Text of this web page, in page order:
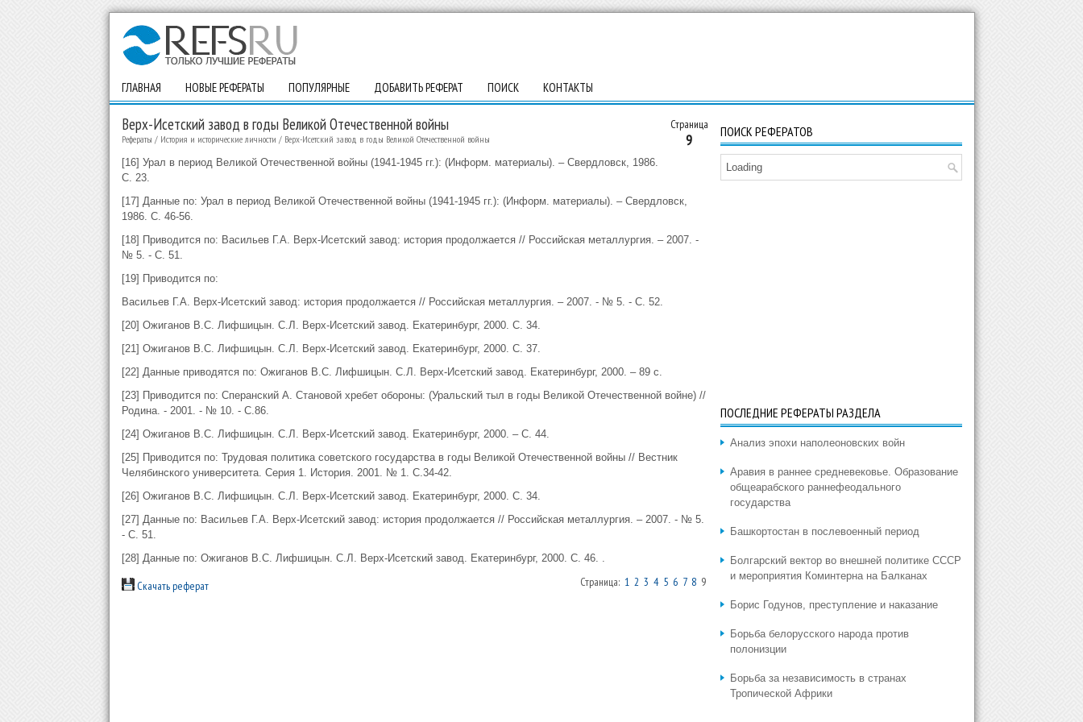
ГЛАВНАЯ НОВЫЕ РЕФЕРАТЫ ПОПУЛЯРНЫЕ ДОБАВИТЬ РЕФЕРАТ ПОИСК КОНТАКТЫ
Страница
9
Верх-Исетский завод в годы Великой Отечественной войны
Рефераты / История и исторические личности / Верх-Исетский завод в годы Великой Отечественной войны
[16] Урал в период Великой Отечественной войны (1941-1945 гг.): (Информ. материалы). – Свердловск, 1986.
С. 23.
[17] Данные по: Урал в период Великой Отечественной войны (1941-1945 гг.): (Информ. материалы). – Свердловск,
1986. С. 46-56.
[18] Приводится по: Васильев Г.А. Верх-Исетский завод: история продолжается // Российская металлургия. – 2007. -
№ 5. - С. 51.
[19] Приводится по:
Васильев Г.А. Верх-Исетский завод: история продолжается // Российская металлургия. – 2007. - № 5. - С. 52.
[20] Ожиганов В.С. Лифшицын. С.Л. Верх-Исетский завод. Екатеринбург, 2000. С. 34.
[21] Ожиганов В.С. Лифшицын. С.Л. Верх-Исетский завод. Екатеринбург, 2000. С. 37.
[22] Данные приводятся по: Ожиганов В.С. Лифшицын. С.Л. Верх-Исетский завод. Екатеринбург, 2000. – 89 с.
[23] Приводится по: Сперанский А. Становой хребет обороны: (Уральский тыл в годы Великой Отечественной войне) //
Родина. - 2001. - № 10. - С.86.
[24] Ожиганов В.С. Лифшицын. С.Л. Верх-Исетский завод. Екатеринбург, 2000. – С. 44.
[25] Приводится по: Трудовая политика советского государства в годы Великой Отечественной войны // Вестник
Челябинского университета. Серия 1. История. 2001. № 1. С.34-42.
[26] Ожиганов В.С. Лифшицын. С.Л. Верх-Исетский завод. Екатеринбург, 2000. С. 34.
[27] Данные по: Васильев Г.А. Верх-Исетский завод: история продолжается // Российская металлургия. – 2007. - № 5.
- С. 51.
[28] Данные по: Ожиганов В.С. Лифшицын. С.Л. Верх-Исетский завод. Екатеринбург, 2000. С. 46. .
Скачать реферат Страница: 1 2 3 4 5 6 7 89
ПОИСК РЕФЕРАТОВ
Loading
ПОСЛЕДНИЕ РЕФЕРАТЫ РАЗДЕЛА
Анализ эпохи наполеоновских войн
Аравия в раннее средневековье. Образование
общеарабского раннефеодального
государства
Башкортостан в послевоенный период
Болгарский вектор во внешней политике СССР
и мероприятия Коминтерна на Балканах
Борис Годунов, преступление и наказание
Борьба белорусского народа против
полонизции
Борьба за независимость в странах
Тропической Африки